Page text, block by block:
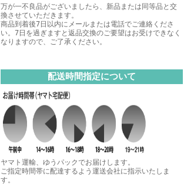
万が一不良品がございましたら、新品または同等品と交
換させていただきます。
商品到着後7日以内にメールまたは電話でご連絡くださ
い。7日を過ぎますと返品交換のご要望はお受けできなく
なりますので、ご了承ください。
配送時間指定について
ヤマト運輸、ゆうパックでお届けします。
ご指定時間帯に配達するよう運送会社に指示いたしま
す。